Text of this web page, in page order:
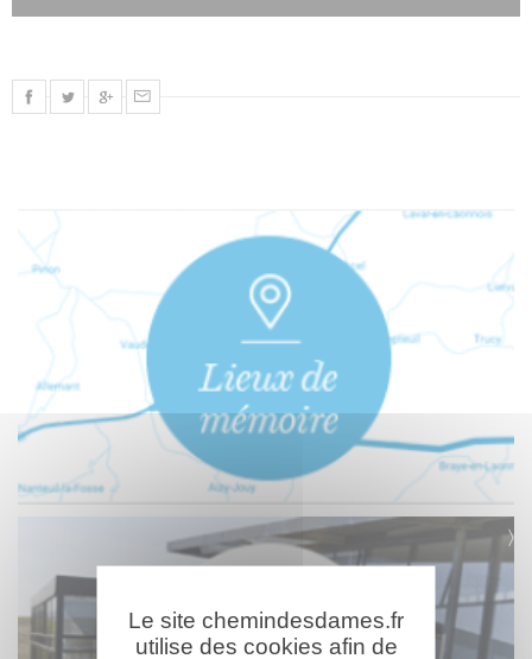
Le site chemindesdames.fr
utilise des cookies afin de